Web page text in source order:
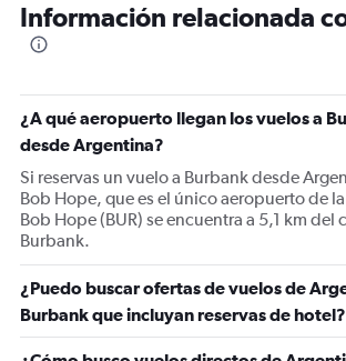
Información relacionada
¿A qué aeropuerto llegan los vuelos a
desde Argentina?
Si reservas un vuelo a Burbank desde
Bob Hope, que es el único aeropuerto de
Bob Hope (BUR) se encuentra a 5,1 km del
Burbank.
¿Puedo buscar ofertas de vuelos de
Burbank que incluyan reservas de hotel?